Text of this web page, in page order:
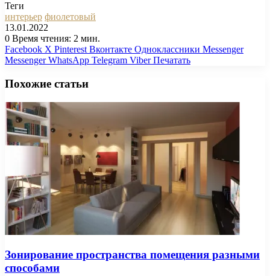
Теги
интерьер фиолетовый
13.01.2022
0 Время чтения: 2 мин.
Facebook X Pinterest Вконтакте Одноклассники Messenger
Messenger WhatsApp Telegram Viber Печатать
Похожие статьи
Зонирование пространства помещения разными
способами